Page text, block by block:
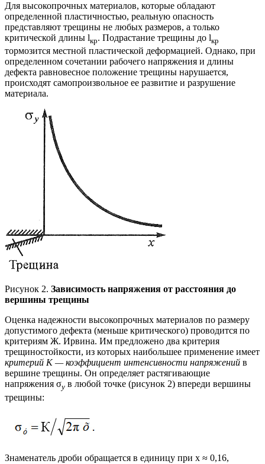
Для высокопрочных материалов, которые обладают
определенной пластичностью, реальную опасность
представляют трещины не любых размеров, а только
критической длины lкр. Подрастание трещины до lкр
тормозится местной пластической деформацией. Однако, при
определенном сочетании рабочего напряжения и длины
дефекта равновесное положение трещины нарушается,
происходят самопроизвольное ее развитие и разрушение
материала.
Рисунок 2. Зависимость напряжения от расстояния до
вершины трещины
Оценка надежности высокопрочных материалов по размеру
допустимого дефекта (меньше критического) проводится по
критериям Ж. Ирвина. Им предложено два критерия
трещиностойкости, из которых наибольшее применение имеет
критерий К — коэффициент интенсивности напряжений в
вершине трещины. Он определяет растягивающие
напряжения σу в любой точке (рисунок 2) впереди вершины
трещины:
Знаменатель дроби обращается в единицу при х ≈ 0,16,